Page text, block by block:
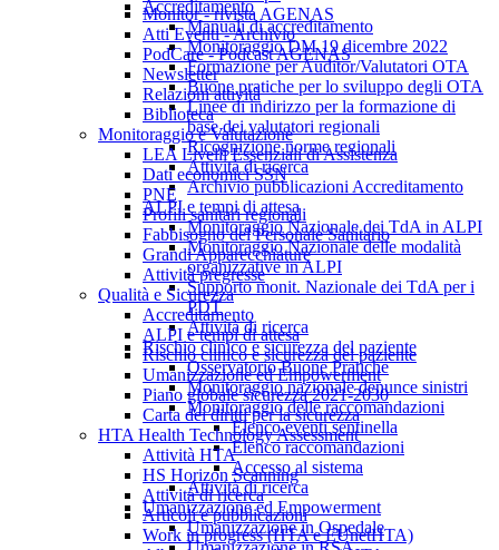
Monitor - rivista AGENAS
Atti Eventi - Archivio
PodCare - Podcast AGENAS
Newsletter
Relazioni attività
Biblioteca
Monitoraggio e Valutazione
LEA Livelli Essenziali di Assistenza
Dati economici SSN
PNE
Profili sanitari regionali
Fabbisogno del Personale Sanitario
Grandi Apparecchiature
Attività pregresse
Qualità e Sicurezza
Accreditamento
ALPI e tempi di attesa
Rischio clinico e sicurezza del paziente
Umanizzazione ed Empowerment
Piano globale sicurezza 2021-2030
Carta dei diritti per la sicurezza
HTA Health Technology Assessment
Attività HTA
HS Horizon Scanning
Attività di ricerca
Articoli e pubblicazioni
Work in progress (HTA e EUnetHTA)
Accreditamento
Manuali di accreditamento
Monitoraggio DM 19 dicembre 2022
Formazione per Auditor/Valutatori OTA
Buone pratiche per lo sviluppo degli OTA
Linee di indirizzo per la formazione di
base dei valutatori regionali
Ricognizione norme regionali
Attività di ricerca
Archivio pubblicazioni Accreditamento
ALPI e tempi di attesa
Monitoraggio Nazionale dei TdA in ALPI
Monitoraggio Nazionale delle modalità
organizzative in ALPI
Supporto monit. Nazionale dei TdA per i
PDT
Attività di ricerca
Rischio clinico e sicurezza del paziente
Osservatorio Buone Pratiche
Monitoraggio nazionale denunce sinistri
Monitoraggio delle raccomandazioni
Elenco eventi sentinella
Elenco raccomandazioni
Accesso al sistema
Attività di ricerca
Umanizzazione ed Empowerment
Umanizzazione in Ospedale